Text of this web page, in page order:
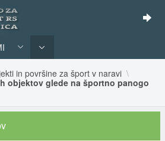
in površine za šport v naravi
objektov glede na športno panogo